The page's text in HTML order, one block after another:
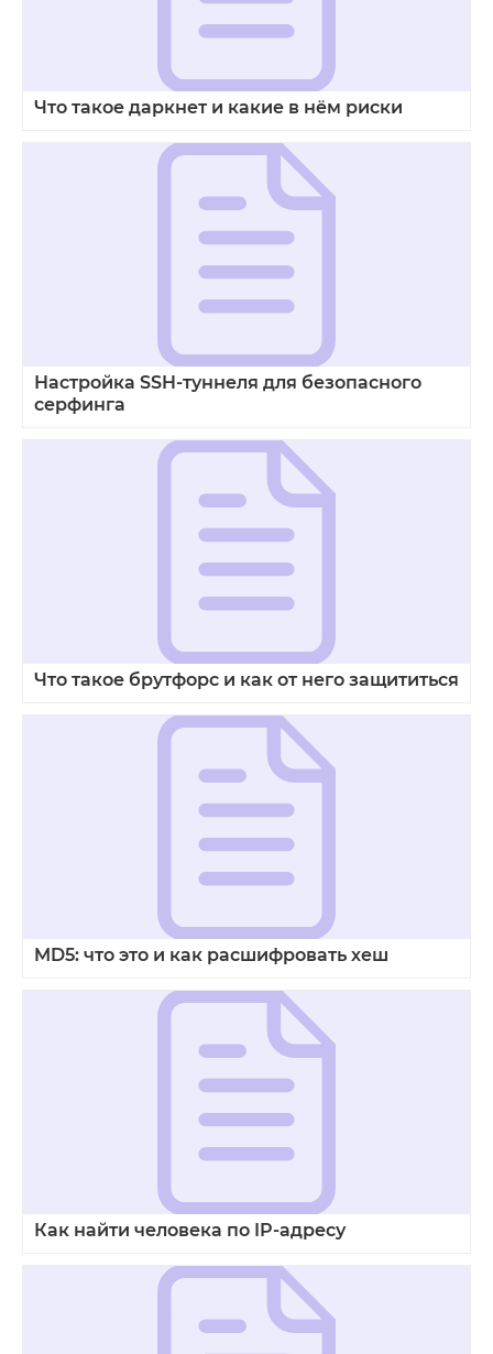
Что такое даркнет и какие в нём риски
Настройка SSH‑туннеля для безопасного
серфинга
Что такое брутфорс и как от него защититься
MD5: что это и как расшифровать хеш
Как найти человека по IP-адресу